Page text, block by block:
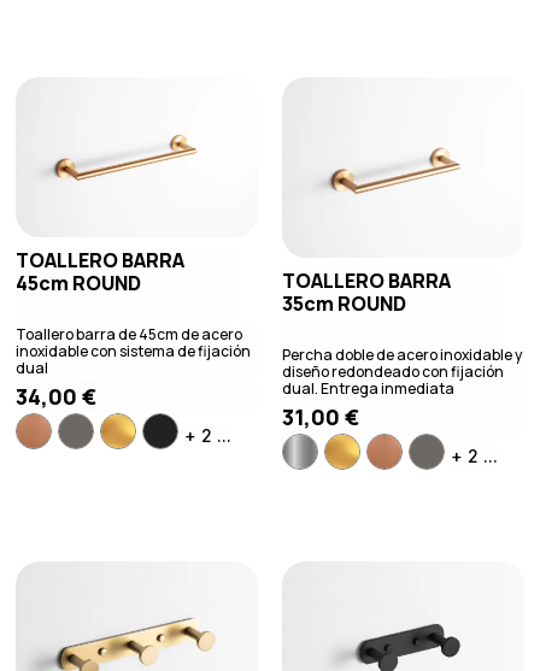
TOALLERO BARRA
45cm ROUND
Toallero barra de 45cm de acero
inoxidable con sistema de fijación
dual
34,00€
+ 2 ...
TOALLERO BARRA
35cm ROUND
Percha doble de acero inoxidable y
diseño redondeado con fijación
dual. Entrega inmediata
31,00 €
+ 2 ...